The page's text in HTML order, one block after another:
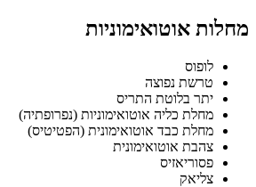
מחלות אוטואימוניות
לופוס
טרשת נפוצה
יתר בלוטת התריס
מחלת כליה אוטואימוניות (נפרופתיה)
מחלת כבד אוטואימונית (הפטיטיס)
צהבת אוטואימונית
פסוריאזיס
צליאק